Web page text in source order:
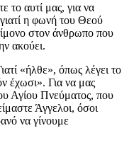
το αυτί μας, για να
η φωνή του Θεού
στον άνθρωπο που
ακούει.
«ήλθε», όπως λέγει το
έχωσι». Για να μας
Αγίου Πνεύματος, που
Άγγελοι, όσοι
να γίνουμε